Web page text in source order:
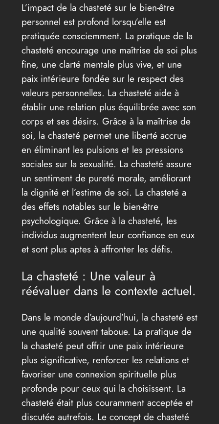
L’impact de la chasteté sur le bien-être
personnel est profond lorsqu’elle est
pratiquée consciemment. La pratique de la
chasteté encourage une maîtrise de soi plus
fine, une clarté mentale plus vive, et une
paix intérieure fondée sur le respect des
valeurs personnelles. La chasteté aide à
établir une relation plus équilibrée avec son
corps et ses désirs. Grâce à la maîtrise de
soi, la chasteté permet une liberté accrue
en éliminant les pulsions et les pressions
sociales sur la sexualité. La chasteté assure
un sentiment de pureté morale, améliorant
la dignité et l’estime de soi. La chasteté a
des effets notables sur le bien-être
psychologique. Grâce à la chasteté, les
individus augmentent leur confiance en eux
et sont plus aptes à affronter les défis.
La chasteté : Une valeur à
réévaluer dans le contexte actuel.
Dans le monde d’aujourd’hui, la chasteté est
une qualité souvent taboue. La pratique de
la chasteté peut offrir une paix intérieure
plus significative, renforcer les relations et
favoriser une connexion spirituelle plus
profonde pour ceux qui la choisissent. La
chasteté était plus couramment acceptée et
discutée autrefois. Le concept de chasteté